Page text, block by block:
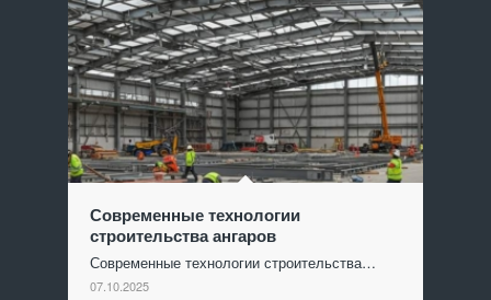
Современные технологии
строительства ангаров
Современные технологии строительства…
07.10.2025